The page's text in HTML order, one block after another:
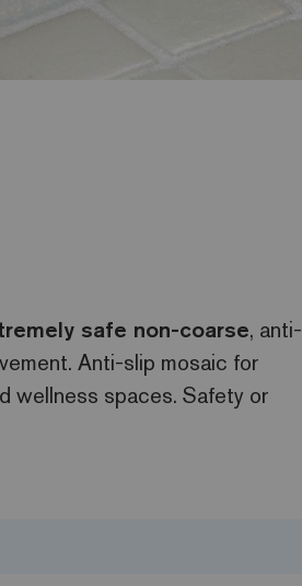
safe non-coarse, anti-
Anti-slip mosaic for
wellness spaces. Safety or